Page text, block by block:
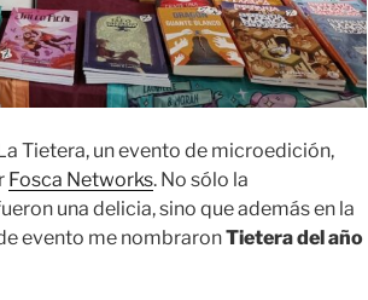
Tietera, un evento de microedición,
Fosca Networks. No sólo la
una delicia, sino que además en la
evento me nombraronTietera del año